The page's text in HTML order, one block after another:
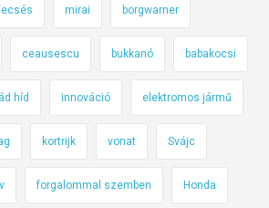
mirai borgwarner
ceausescu bukkanó babakocsi
híd innováció elektromos jármű
kortrijk vonat Svájc
forgalommal szemben Honda